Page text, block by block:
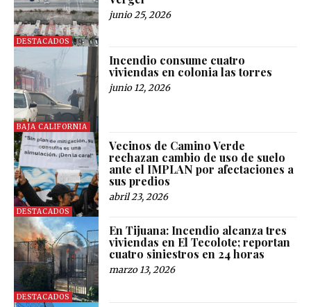
DESTACADOS
junio 25, 2026
BAJA CALIFORNIA
Incendio consume cuatro
viviendas en colonia las torres
junio 12, 2026
DESTACADOS
Vecinos de Camino Verde
rechazan cambio de uso de suelo
ante el IMPLAN por afectaciones a
sus predios
abril 23, 2026
DESTACADOS
En Tijuana: Incendio alcanza tres
viviendas en El Tecolote; reportan
cuatro siniestros en 24 horas
marzo 13, 2026